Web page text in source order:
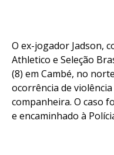
O ex-jogador Jadson,
Athletico e Seleção
(8) em Cambé, no
ocorrência de
companheira. O caso
e encaminhado à